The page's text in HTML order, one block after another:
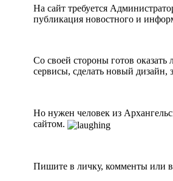
На сайт требуется
публикация новостного и
Со своей стороны готов
сервисы, сделать новый дизайн,
Но нужен человек из
сайтом.
Пишите в личку, комменты или в